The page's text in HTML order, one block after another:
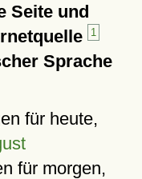
Seite und
1
Sprache
für heute,
für morgen,